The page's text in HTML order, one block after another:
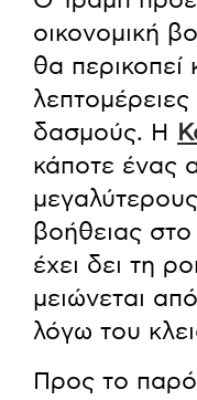
οικονομική
θα περικοπεί
δασμούς. Η
κάποτε ένας
βοήθειας στο
έχει δει τη
μειώνεται
λόγω του
Προς το